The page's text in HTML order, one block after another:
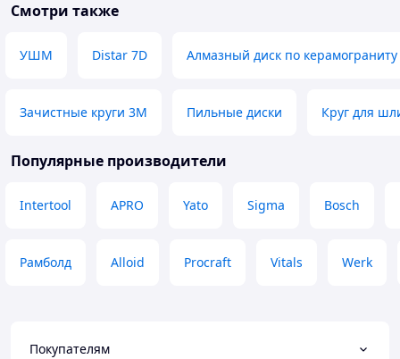
Смотри также
УШМ Distar 7D Алмазный диск по керамограниту
Зачистные круги 3М Пильные диски Круг для
Популярные производители
Intertool APRO Yato Sigma Bosch
Рамболд Alloid Procraft Vitals Werk
Покупателям